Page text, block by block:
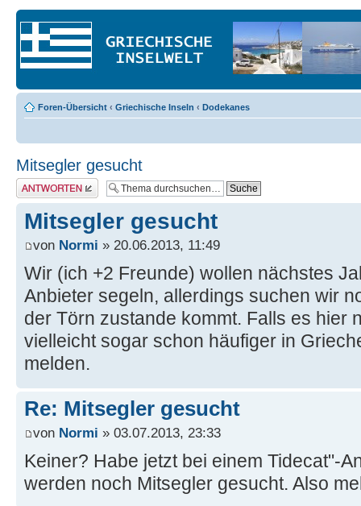
Foren-Übersicht ‹ Griechische Inseln ‹ Dodekanes
Mitsegler gesucht
Antwort erstellen
Mitsegler gesucht
von Normi » 20.06.2013, 11:49
Wir (ich +2 Freunde) wollen nächstes
Anbieter segeln, allerdings suchen wir
der Törn zustande kommt. Falls es hier
vielleicht sogar schon häufiger in
melden.
Re: Mitsegler gesucht
von Normi » 03.07.2013, 23:33
Keiner? Habe jetzt bei einem Tidecat"-
werden noch Mitsegler gesucht. Also